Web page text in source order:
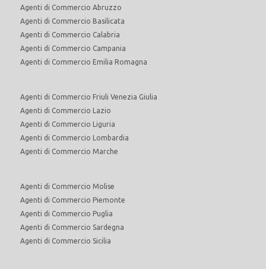
Agenti di Commercio Abruzzo
Agenti di Commercio Basilicata
Agenti di Commercio Calabria
Agenti di Commercio Campania
Agenti di Commercio Emilia Romagna
Agenti di Commercio Friuli Venezia Giulia
Agenti di Commercio Lazio
Agenti di Commercio Liguria
Agenti di Commercio Lombardia
Agenti di Commercio Marche
Agenti di Commercio Molise
Agenti di Commercio Piemonte
Agenti di Commercio Puglia
Agenti di Commercio Sardegna
Agenti di Commercio Sicilia